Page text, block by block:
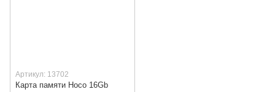
Артикул: 13702
Карта памяти Hoco 16Gb